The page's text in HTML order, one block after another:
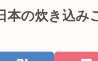
本の炊き込み